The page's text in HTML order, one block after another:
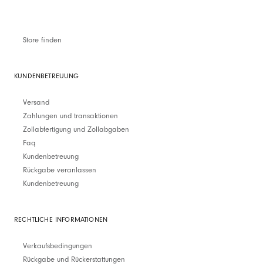
Store finden
KUNDENBETREUUNG
Versand
Zahlungen und transaktionen
Zollabfertigung und Zollabgaben
Faq
Kundenbetreuung
Rückgabe veranlassen
Kundenbetreuung
RECHTLICHE INFORMATIONEN
Verkaufsbedingungen
Rückgabe und Rückerstattungen